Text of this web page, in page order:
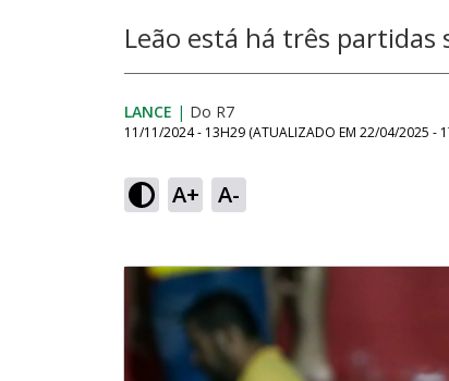
Leão está há três partidas
LANCE | Do R7
11/11/2024 - 13H29 (ATUALIZADO EM 22/04/2025 -
A+ A-